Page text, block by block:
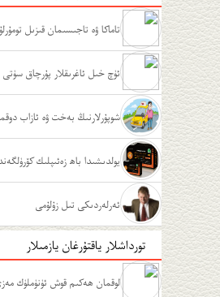
تاماكا ۋە تاجىسىمان قىزىل
ئۈچ خىل ئاغرىقلار پۇرچاق
شوپۇرلارنىڭ بەخت ۋە ئازاب
يولدىشىدا باھ زەئىپلىك
ئەرلەردىكى تىل زۇلۇمى
تورداشلار ياقتۇرغان يازمىلار
لوقمان ھەكىم قوش ئۈنۈملۈك